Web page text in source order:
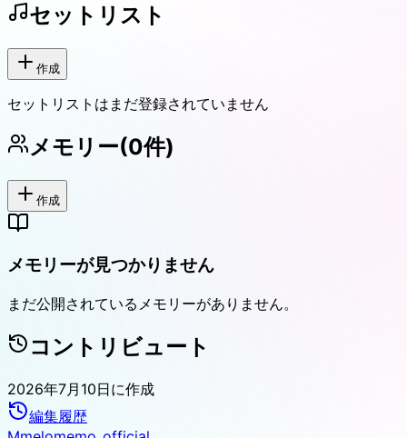
セットリスト
作成
セットリストはまだ登録されていません
メモリー(0件)
作成
メモリーが見つかりません
まだ公開されているメモリーがありません。
コントリビュート
2026年7月10日に作成
編集履歴